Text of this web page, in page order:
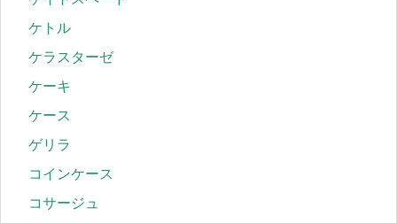
ケトル
ケラスターゼ
ケーキ
ケース
ゲリラ
コインケース
コサージュ